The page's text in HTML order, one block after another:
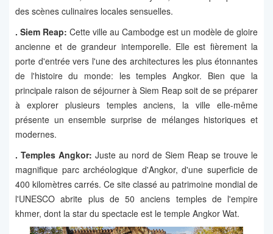
des scènes culinaires locales sensuelles.
. Siem Reap: Cette ville au Cambodge est un modèle de gloire
ancienne et de grandeur intemporelle. Elle est fièrement la
porte d'entrée vers l'une des architectures les plus étonnantes
de l'histoire du monde: les temples Angkor. Bien que la
principale raison de séjourner à Siem Reap soit de se préparer
à explorer plusieurs temples anciens, la ville elle-même
présente un ensemble surprise de mélanges historiques et
modernes.
. Temples Angkor: Juste au nord de Siem Reap se trouve le
magnifique parc archéologique d'Angkor, d'une superficie de
400 kilomètres carrés. Ce site classé au patrimoine mondial de
l'UNESCO abrite plus de 50 anciens temples de l'empire
khmer, dont la star du spectacle est le temple Angkor Wat.